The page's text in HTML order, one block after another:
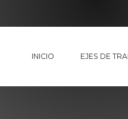
INICIO EJES DE